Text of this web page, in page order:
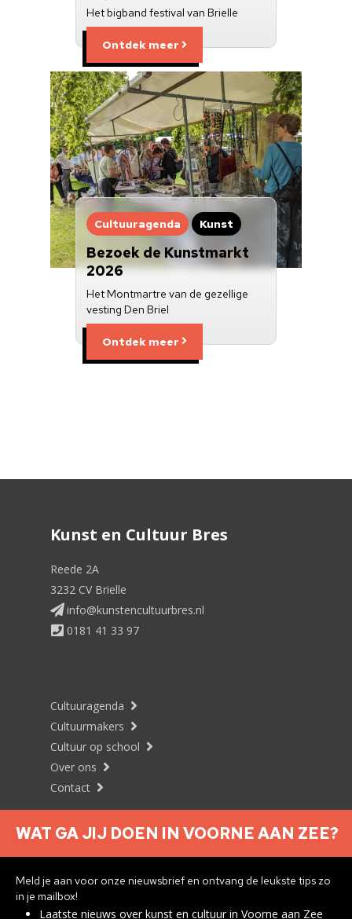
Het bigband festival van Brielle
Ontdek meer
Cultuuragenda Kunst
Bezoek de Kunstmarkt
2026
Het Montmartre van de gezellige
vesting Den Briel
Ontdek meer
Kunst en Cultuur Bres
Reede 2A
3232 CV Brielle
info@kunstencultuurbres.nl
0181 41 33 97
Cultuuragenda
Cultuurmakers
Cultuur op school
Over ons
Contact
Nieuwsbrief aanmelden
WAT GA JIJ DOEN IN VOORNE AAN ZEE?
Meld je aan voor onze nieuwsbrief en ontvang de leukste tips zo
in je mailbox!
Laatste nieuws over kunst en cultuur in Voorne aan Zee